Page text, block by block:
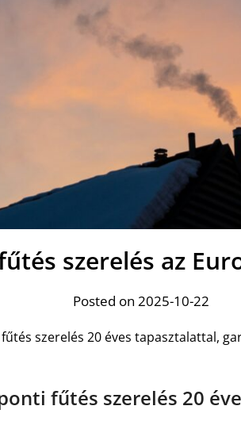
szerelés az
Posted on 2025-10-22
szerelés 20 éves tapasztalattal,
fűtés szerelés 20